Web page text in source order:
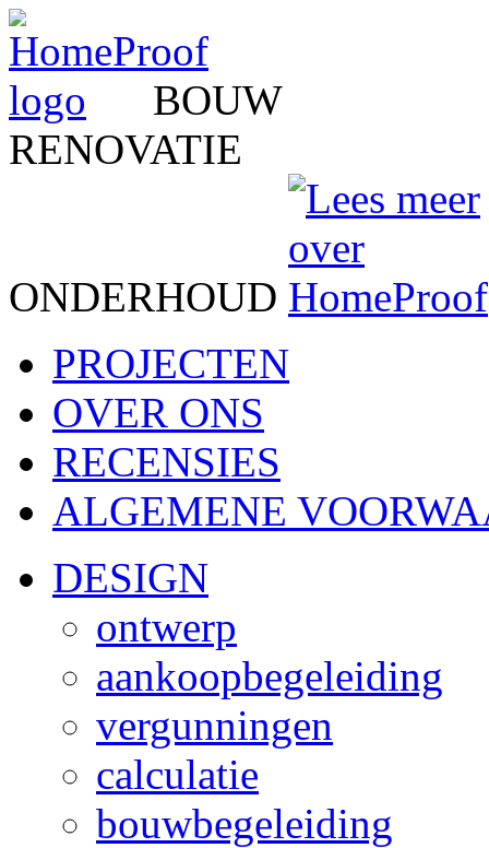
BOUW
RENOVATIE
ONDERHOUD
PROJECTEN
OVER ONS
RECENSIES
ALGEMENE
DESIGN
ontwerp
aankoopbegeleiding
vergunningen
calculatie
bouwbegeleiding